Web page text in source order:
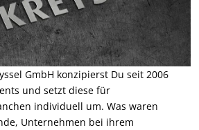
GmbH konzipierst Du seit 2006
und setzt diese für
individuell um. Was waren
Unternehmen bei ihrem